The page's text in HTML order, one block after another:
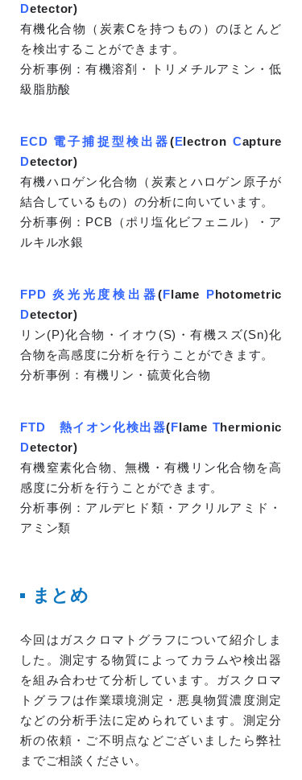
Detector)
有機化合物（炭素Cを持つもの）のほとんど
を検出することができます。
分析事例：有機溶剤・トリメチルアミン・低
級脂肪酸
ECD 電子捕捉型検出器(Electron Capture
Detector)
有機ハロゲン化合物（炭素とハロゲン原子が
結合しているもの）の分析に向いています。
分析事例：PCB（ポリ塩化ビフェニル）・ア
ルキル水銀
FPD 炎光光度検出器(Flame Photometric
Detector)
リン(P)化合物・イオウ(S)・有機スズ(Sn)化
合物を高感度に分析を行うことができます。
分析事例：有機リン・硫黄化合物
FTD 熱イオン化検出器(Flame Thermionic
Detector)
有機窒素化合物、無機・有機リン化合物を高
感度に分析を行うことができます。
分析事例：アルデヒド類・アクリルアミド・
アミン類
まとめ
今回はガスクロマトグラフについて紹介しま
した。測定する物質によってカラムや検出器
を組み合わせて分析しています。ガスクロマ
トグラフは作業環境測定・悪臭物質濃度測定
などの分析手法に定められています。測定分
析の依頼・ご不明点などございましたら弊社
までご相談ください。